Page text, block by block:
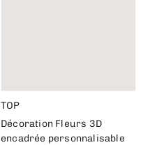
TOP
Décoration Fleurs 3D
encadrée personnalisable